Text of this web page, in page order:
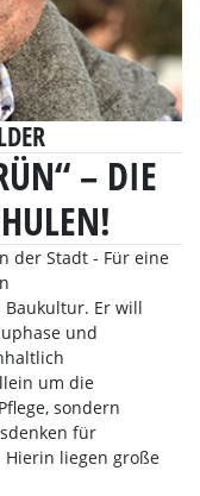
– DIE C
der Stadt - Für eine
Er will
und
um die
sondern
für
Hierin liegen große